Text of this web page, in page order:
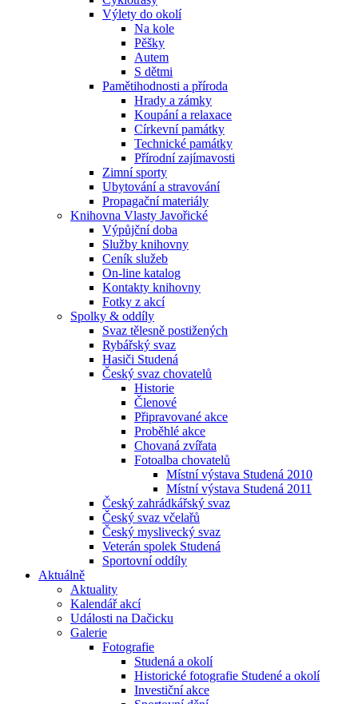
Výlety do okolí
Na kole
Pěšky
Autem
S dětmi
Pamětihodnosti a příroda
Hrady a zámky
Koupání a relaxace
Církevní památky
Technické památky
Přírodní zajímavosti
Zimní sporty
Ubytování a stravování
Propagační materiály
Knihovna Vlasty Javořické
Výpůjční doba
Služby knihovny
Ceník služeb
On-line katalog
Kontakty knihovny
Fotky z akcí
Spolky & oddíly
Svaz tělesně postižených
Rybářský svaz
Hasiči Studená
Český svaz chovatelů
Historie
Členové
Připravované akce
Proběhlé akce
Chovaná zvířata
Fotoalba chovatelů
Místní výstava Studená 2010
Místní výstava Studená 2011
Český zahrádkářský svaz
Český svaz včelařů
Český myslivecký svaz
Veterán spolek Studená
Sportovní oddíly
Aktuálně
Aktuality
Kalendář akcí
Události na Dačicku
Galerie
Fotografie
Studená a okolí
Historické fotografie Studené a okolí
Investiční akce